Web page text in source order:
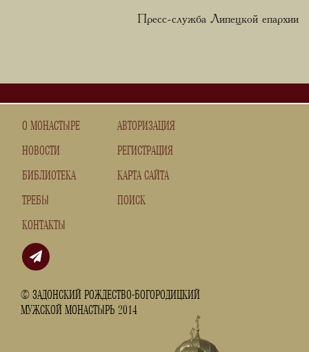
Пресс-служба Липецкой епархии
О МОНАСТЫРЕ
НОВОСТИ
БИБЛИОТЕКА
ТРЕБЫ
КОНТАКТЫ
© ЗАДОНСКИЙ РОЖДЕСТВО-БОГОРОДИЦКИЙ
МУЖСКОЙ МОНАСТЫРЬ 2014
АВТОРИЗАЦИЯ
РЕГИСТРАЦИЯ
КАРТА САЙТА
ПОИСК